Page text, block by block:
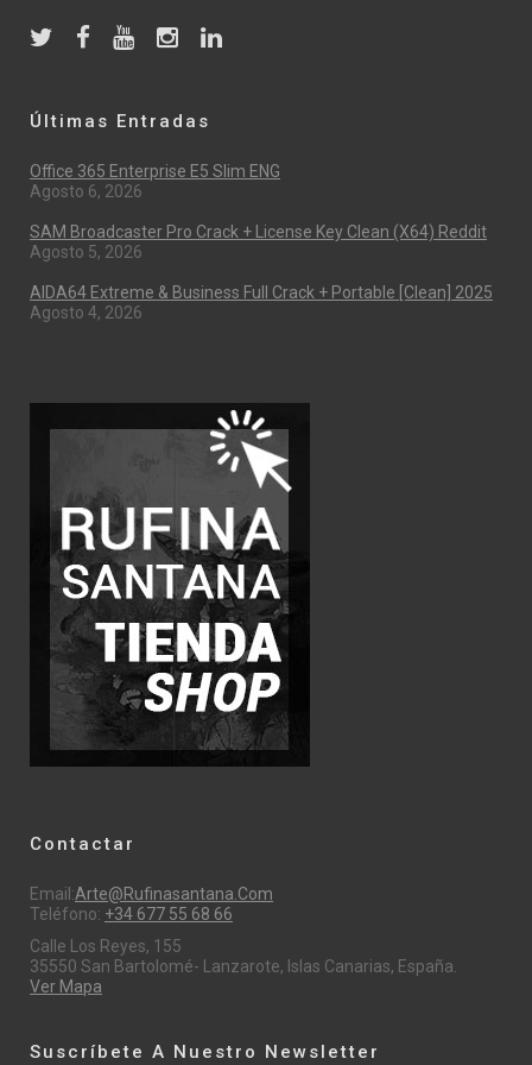
Últimas Entradas
Office 365 Enterprise E5 Slim ENG
Agosto 6, 2026
SAM Broadcaster Pro Crack + License Key Clean (x64) Reddit
Agosto 5, 2026
AIDA64 Extreme & Business Full Crack + Portable [Clean] 2025
Agosto 4, 2026
Contactar
Email:Arte@rufinasantana.com
Teléfono: +34 677 55 68 66
Calle Los Reyes, 155
35550 San Bartolomé- Lanzarote, Islas Canarias, España.
Ver Mapa
Suscríbete A Nuestro Newsletter